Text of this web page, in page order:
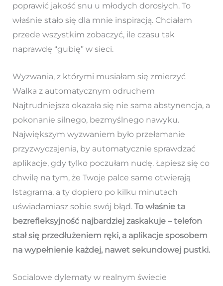
poprawić jakość snu u młodych dorosłych. To
właśnie stało się dla mnie inspiracją. Chciałam
przede wszystkim zobaczyć, ile czasu tak
naprawdę “gubię” w sieci.
Wyzwania, z którymi musiałam się zmierzyć
Walka z automatycznym odruchem
Najtrudniejsza okazała się nie sama abstynencja, a
pokonanie silnego, bezmyślnego nawyku.
Największym wyzwaniem było przełamanie
przyzwyczajenia, by automatycznie sprawdzać
aplikacje, gdy tylko poczułam nudę. Łapiesz się co
chwilę na tym, że Twoje palce same otwierają
Istagrama, a ty dopiero po kilku minutach
uświadamiasz sobie swój błąd. To właśnie ta
bezrefleksyjność najbardziej zaskakuje – telefon
stał się przedłużeniem ręki, a aplikacje sposobem
na wypełnienie każdej, nawet sekundowej pustki.
Socialowe dylematy w realnym świecie